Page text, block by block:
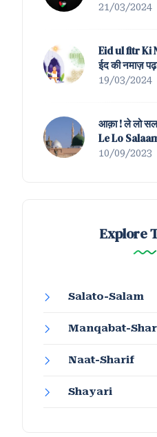
21/03/2024
Eid ul fitr Ki
ईद की नमाज़
19/03/2024
आक़ा ! ले लो
Le Lo
10/09/2023
Explore
Salato-Salam
Manqabat-
Naat-Sharif
Shayari